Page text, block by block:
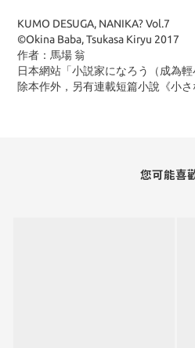
KUMO DESUGA, NANIKA? Vol.7
©Okina Baba, Tsukasa Kiryu 2017
作者：馬場 翁
日本網站「小説家になろう（成為輕
除本作外，另有連載短篇小說《小
您可能喜